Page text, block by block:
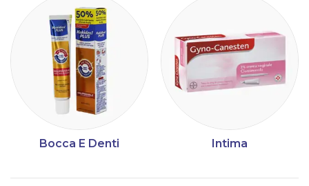
Bocca E Denti Intima